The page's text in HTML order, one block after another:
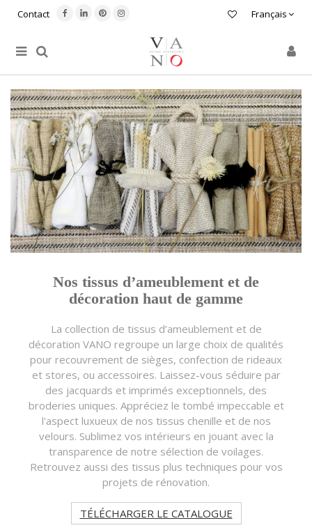
Français
Contact
Nos tissus d’ameublement et de
décoration haut de gamme
La collection de tissus d’ameublement et de
décoration VANO regroupe un large choix de qualités
pour recouvrement de sièges, confection de rideaux
et stores, ou accessoires. Laissez-vous séduire par
des jacquards et imprimés exceptionnels, des
broderies uniques. Appréciez le tombé impeccable et
l'aspect luxueux de nos tissus chenille et de nos
velours. Sublimez vos intérieurs en jouant avec la
transparence de notre sélection de voilages.
Retrouvez aussi des tissus plus techniques pour vos
projets de rénovation.
TÉLÉCHARGER LE CATALOGUE